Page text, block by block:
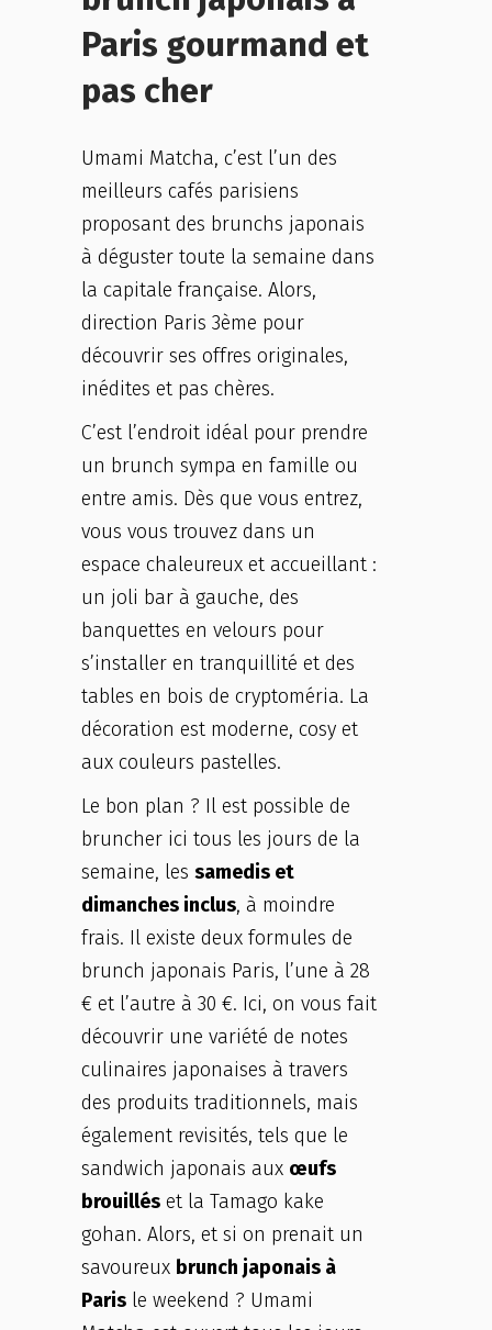
Paris gourmand et
pas cher
Umami Matcha, c’est l’un des
meilleurs cafés parisiens
proposant des brunchs japonais
à déguster toute la semaine dans
la capitale française. Alors,
direction Paris 3ème pour
découvrir ses offres originales,
inédites et pas chères.
C’est l’endroit idéal pour prendre
un brunch sympa en famille ou
entre amis. Dès que vous entrez,
vous vous trouvez dans un
espace chaleureux et accueillant :
un joli bar à gauche, des
banquettes en velours pour
s’installer en tranquillité et des
tables en bois de cryptoméria. La
décoration est moderne, cosy et
aux couleurs pastelles.
Le bon plan ? Il est possible de
bruncher ici tous les jours de la
semaine, les samedis et
dimanches inclus, à moindre
frais. Il existe deux formules de
brunch japonais Paris, l’une à 28
€ et l’autre à 30 €. Ici, on vous fait
découvrir une variété de notes
culinaires japonaises à travers
des produits traditionnels, mais
également revisités, tels que le
sandwich japonais aux œufs
brouillés et la Tamago kake
gohan. Alors, et si on prenait un
savoureux brunch japonais à
Paris le weekend ? Umami